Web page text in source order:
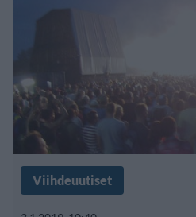
Viihdeuutiset